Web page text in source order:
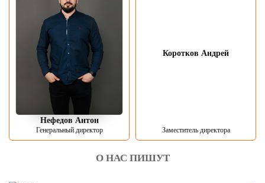
Нефедов Антон
Генеральный директор
Коротков Андрей
Заместитель директора
О НАС ПИШУТ